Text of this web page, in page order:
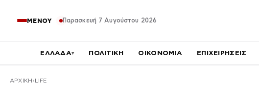
ΜΕΝΟΥ Παρασκευή 7 Αυγούστου 2026
ΕΛΛΑΔΑ▾ ΠΟΛΙΤΙΚΗ ΟΙΚΟΝΟΜΙΑ ΕΠΙΧΕΙΡΗΣΕΙΣ
ΑΡΧΙΚΉ LIFE